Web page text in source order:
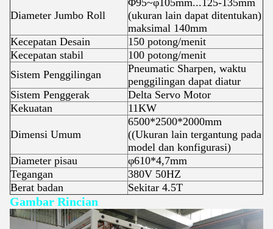
Diameter Jumbo Roll
(ukuran lain dapat ditentukan)
maksimal 140mm
Kecepatan Desain
150 potong/menit
Kecepatan stabil
100 potong/menit
Sistem Penggilingan
Pneumatic Sharpen, waktu
penggilingan dapat diatur
Sistem Penggerak
Delta Servo Motor
Kekuatan
11KW
Dimensi Umum
6500*2500*2000mm
((Ukuran lain tergantung pada
model dan konfigurasi)
Diameter pisau
φ610*4,7mm
Tegangan
380V 50HZ
Berat badan
Sekitar 4.5T
Gambar Rincian